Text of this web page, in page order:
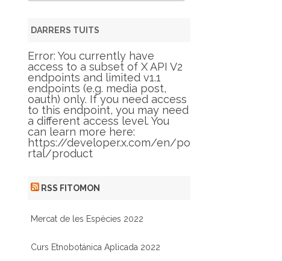
g
r
i
e
s
DARRERS TUITS
Error: You currently have
access to a subset of X API V2
endpoints and limited v1.1
endpoints (e.g. media post,
oauth) only. If you need access
to this endpoint, you may need
a different access level. You
can learn more here:
https://developer.x.com/en/po
rtal/product
RSS FITOMON
Mercat de les Espècies 2022
Curs Etnobotánica Aplicada 2022